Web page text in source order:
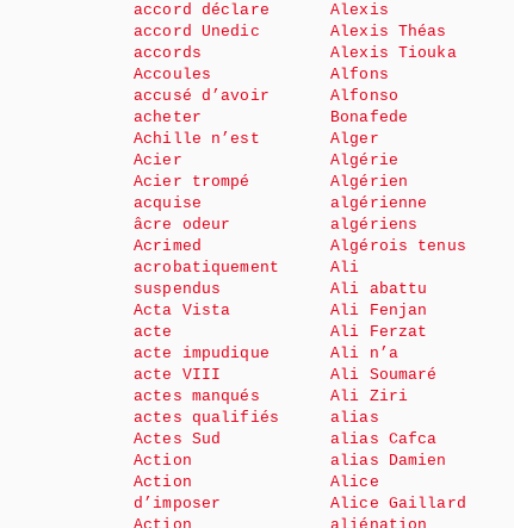
accord déclare
accord Unedic
accords
Accoules
accusé d’avoir
acheter
Achille n’est
Acier
Acier trompé
acquise
âcre odeur
Acrimed
acrobatiquement
suspendus
Acta Vista
acte
acte impudique
acte VIII
actes manqués
actes qualifiés
Actes Sud
Action
Action
d’imposer
Alexis
Alexis Théas
Alexis Tiouka
Alfons
Alfonso
Bonafede
Alger
Algérie
Algérien
algérienne
algériens
Algérois tenus
Ali
Ali abattu
Ali Fenjan
Ali Ferzat
Ali n’a
Ali Soumaré
Ali Ziri
alias
alias Cafca
alias Damien
Alice
Alice Gaillard